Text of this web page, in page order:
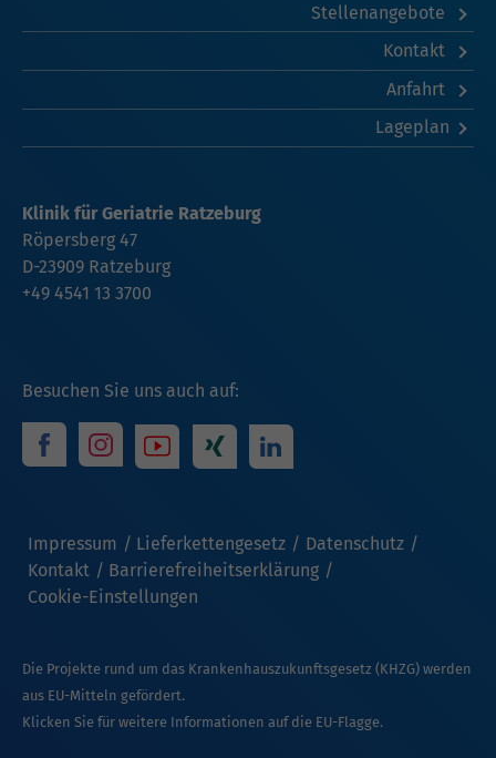
Stellenangebote
Kontakt
Anfahrt
Lageplan
Besuchen Sie uns auch auf:
Impressum Lieferkettengesetz
Datenschutz
Kontakt
Barrierefreiheitserklärung
Cookie-Einstellungen
Klinik für Geriatrie Ratzeburg
Röpersberg 47
D-23909 Ratzeburg
+49 4541 13 3700
Die Projekte rund um das Krankenhauszukunftsgesetz (KHZG) werden
aus EU-Mitteln gefördert.
Klicken Sie für weitere Informationen auf die EU-Flagge.